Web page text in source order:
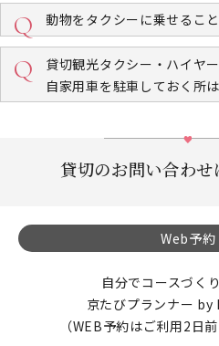
動物をタクシーに乗せるこ
貸切観光タクシー・ハイヤ
自家用車を駐車しておく所
貸切のお問い合わ
Web予約
自分でコースづく
京たびプランナー by
（WEB予約はご利用2日